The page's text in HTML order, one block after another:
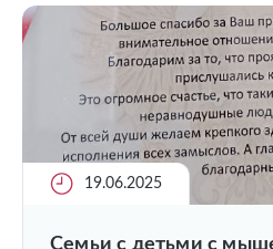
19.06.2025
Семьи с детьми с